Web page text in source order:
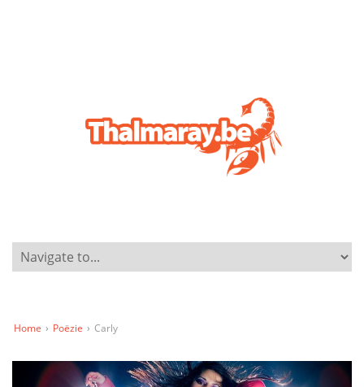
Home › Poëzie › Carly